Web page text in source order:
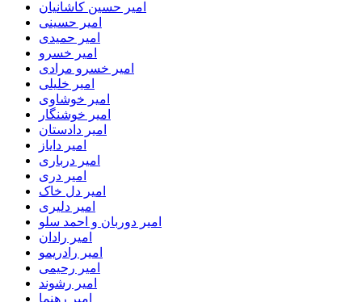
امیر حسین کاشانیان
امیر حسینی
امیر حمیدی
امیر خسرو
امیر خسرو مرادی
امیر خلیلی
امیر خوشاوی
امیر خوشنگار
امیر دادستان
امیر دایاز
امیر درباری
امیر دری
امیر دل خاک
امیر دلیری
امیر دوربان و احمد سلو
امیر رادان
امیر رادریمو
امیر رحیمی
امیر رشوند
امیر رهنما